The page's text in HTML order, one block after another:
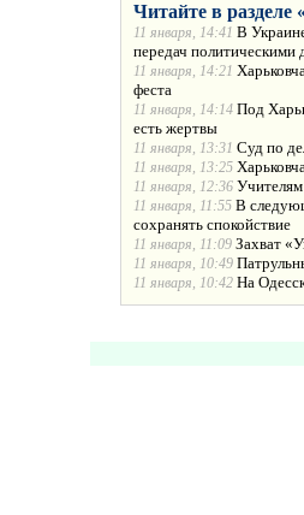
Читайте в разделе
11 января, 14:41 В
передач политическими
11 января, 14:21
феста
11 января, 14:14 Под
есть жертвы
11 января, 13:31 Суд по
11 января, 13:25
11 января, 12:36
11 января, 11:55 В
сохранять спокойствие
11 января, 11:09 Захват
11 января, 10:49
11 января, 10:42 На